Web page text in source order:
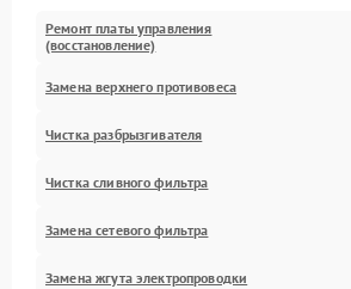
Ремонт платы управления
(восстановление)
Замена верхнего противовеса
Чистка разбрызгивателя
Чистка сливного фильтра
Замена сетевого фильтра
Замена жгута электропроводки